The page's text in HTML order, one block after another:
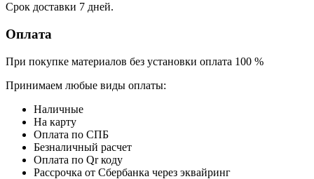
Срок доставки 7 дней.
Оплата
При покупке материалов без установки оплата 100 %
Принимаем любые виды оплаты:
Наличные
На карту
Оплата по СПБ
Безналичный расчет
Оплата по Qr коду
Рассрочка от Сбербанка через эквайринг